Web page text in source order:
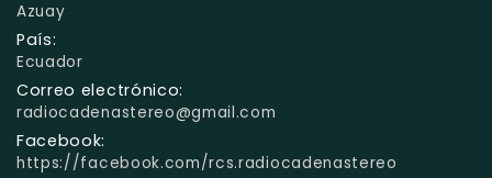
Azuay
País:
Ecuador
Correo electrónico:
radiocadenastereo@gmail.com
Facebook:
https://facebook.com/rcs.radiocadenastereo